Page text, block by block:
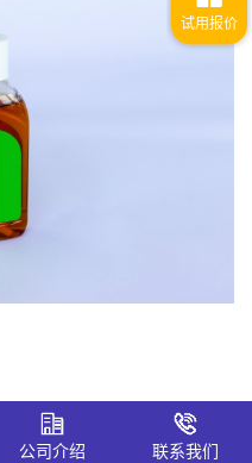
液”微信视频号官方账号首
公司介绍 联系我们